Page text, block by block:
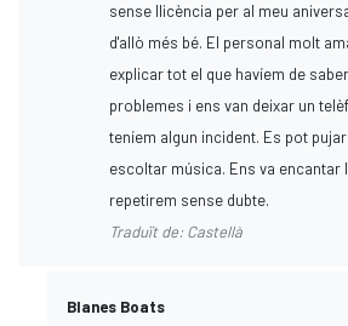
sense llicència per al meu
d'allò més bé. El personal molt
explicar tot el que havíem de
problemes i ens van deixar un
teníem algun incident. Es pot
escoltar música. Ens va encantar
repetirem sense dubte.
Traduït de: Castellà
Blanes Boats